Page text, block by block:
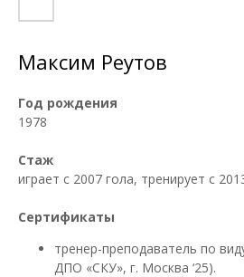
Максим Реутов
Год рождения
1978
Стаж
играет с 2007 гола, тренирует с
Сертификаты
тренер-преподаватель по
ДПО «СКУ», г. Москва ‘25).